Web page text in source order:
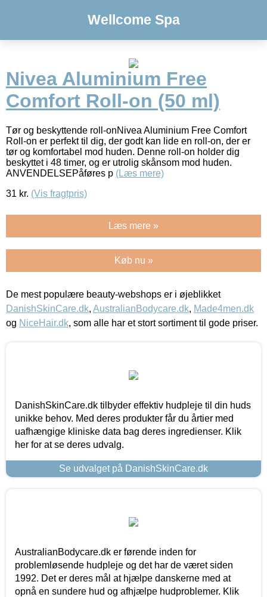
Wellcome Spa
Nivea Aluminium Free
Comfort Roll-on (50 ml)
Tør og beskyttende roll-onNivea Aluminium Free Comfort
Roll-on er perfekt til dig, der godt kan lide en roll-on, der er
tør og komfortabel mod huden. Denne roll-on holder dig
beskyttet i 48 timer, og er utrolig skånsom mod huden.
ANVENDELSEPåføres p (Læs mere)
31 kr. (Vis fragtpris)
Læs mere »
Køb nu »
De mest populære beauty-webshops er i øjeblikket
DanishSkinCare.dk, AustralianBodycare.dk, Made4men.dk
og NiceHair.dk, som alle har et stort sortiment til gode priser.
DanishSkinCare.dk tilbyder effektiv hudpleje til din huds
unikke behov. Med deres produkter får du årtier med
uafhængige kliniske data bag deres ingredienser. Klik
her for at se deres udvalg.
Se udvalget på DanishSkinCare.dk
AustralianBodycare.dk er førende inden for
problemløsende hudpleje og det har de været siden
1992. Det er deres mål at hjælpe danskerne med at
opnå en sundere hud og afhjælpe hudproblemer. Klik